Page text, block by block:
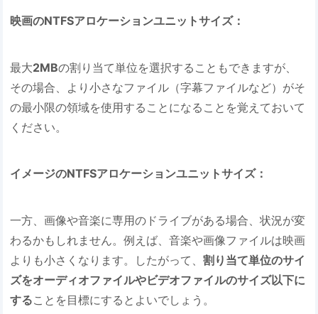
映画のNTFSアロケーションユニットサイズ：
最大2MBの割り当て単位を選択することもできますが、
その場合、より小さなファイル（字幕ファイルなど）がそ
の最小限の領域を使用することになることを覚えておいて
ください。
イメージのNTFSアロケーションユニットサイズ：
一方、画像や音楽に専用のドライブがある場合、状況が変
わるかもしれません。例えば、音楽や画像ファイルは映画
よりも小さくなります。したがって、割り当て単位のサイ
ズをオーディオファイルやビデオファイルのサイズ以下に
することを目標にするとよいでしょう。